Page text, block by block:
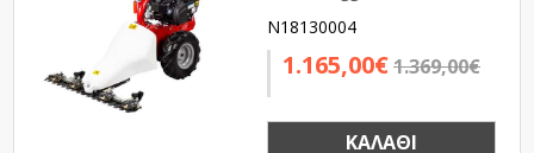
N18130004
1.165,00€1.369,00€
ΚΑΛΆΘΙ